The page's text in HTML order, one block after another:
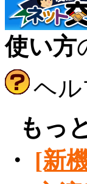
使い方
ヘル
もっ
・
[新